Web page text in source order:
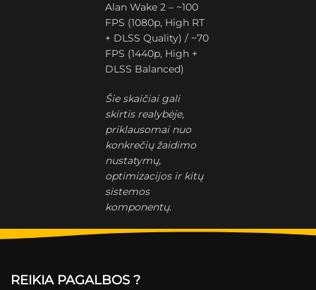
Alan Wake 2 – ~100
FPS (1080p, High RT
+ DLSS Quality) / ~70
FPS (1440p, High +
DLSS Balanced)
Šie skaičiai gali
skirtis realybėje,
priklausomai nuo
konkrečių žaidimo
nustatymų,
optimizacijos ir kitų
sistemos
komponentų.
REIKIA PAGALBOS ?